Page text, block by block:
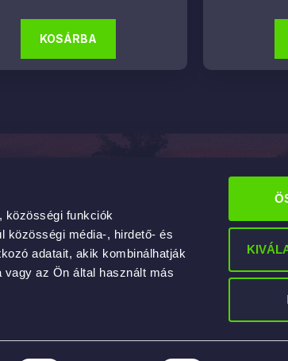
közösségi funkciók
közösségi média-, hirdető- és
adatait, akik kombinálhatják
az Ön által használt más
KOSÁRBA
bevonatok
termékek
Információk
Adatvédelmi
Fizetés, szállítás
Rólunk
Kapcsolat